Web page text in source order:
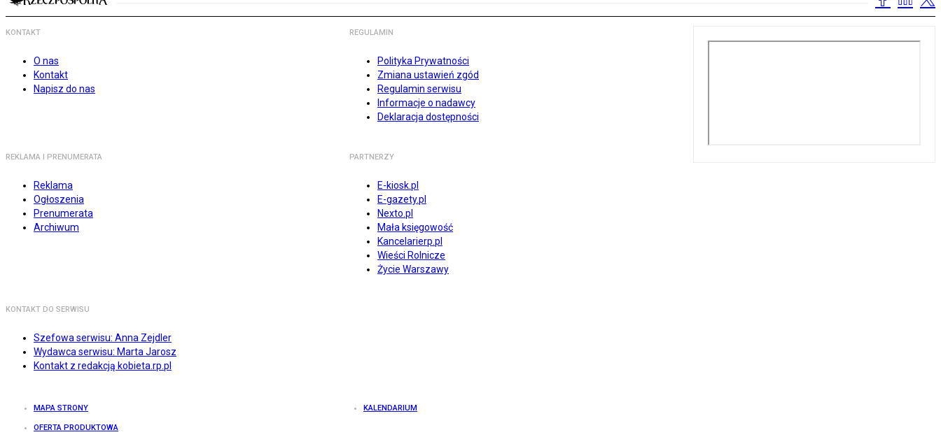
KONTAKT
O nas
Kontakt
Napisz do nas
REGULAMIN
Polityka Prywatności
Zmiana ustawień zgód
Regulamin serwisu
Informacje o nadawcy
Deklaracja dostępności
REKLAMA I PRENUMERATA
Reklama
Ogłoszenia
Prenumerata
Archiwum
PARTNERZY
E-kiosk.pl
E-gazety.pl
Nexto.pl
Mała księgowość
Kancelarierp.pl
Wieści Rolnicze
Życie Warszawy
KONTAKT DO SERWISU
Szefowa serwisu: Anna Zejdler
Wydawca serwisu: Marta Jarosz
Kontakt z redakcją kobieta.rp.pl
MAPA STRONY KALENDARIUM
OFERTA PRODUKTOWA